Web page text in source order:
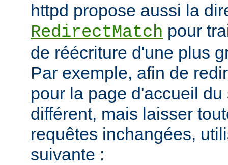
httpd propose aussi la
RedirectMatch pour
de réécriture d'une plus
Par exemple, afin de
pour la page d'accueil
différent, mais laisser
requêtes inchangées,
suivante :